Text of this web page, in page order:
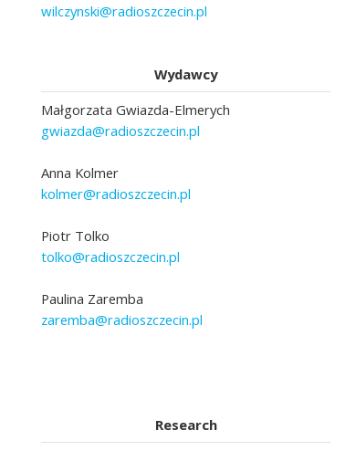
wilczynski@radioszczecin.pl
Wydawcy
Małgorzata Gwiazda-Elmerych
gwiazda@radioszczecin.pl
Anna Kolmer
kolmer@radioszczecin.pl
Piotr Tolko
tolko@radioszczecin.pl
Paulina Zaremba
zaremba@radioszczecin.pl
Research